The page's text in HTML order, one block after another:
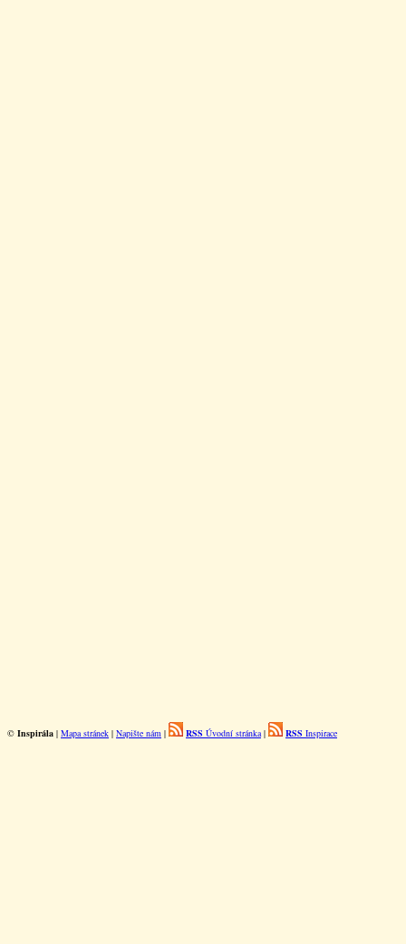
© Inspirála | Mapa stránek | Napište nám | RSS Úvodní stránka| RSS Inspirace